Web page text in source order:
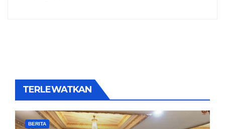
TERLEWATKAN
BERITA